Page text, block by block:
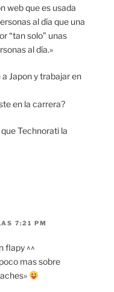
web que es usada
al día que una
“tan solo” unas
al día.»
Japon y trabajar en
en la carrera?
Technorati la
7:21 PM
flapy ^^
mas sobre